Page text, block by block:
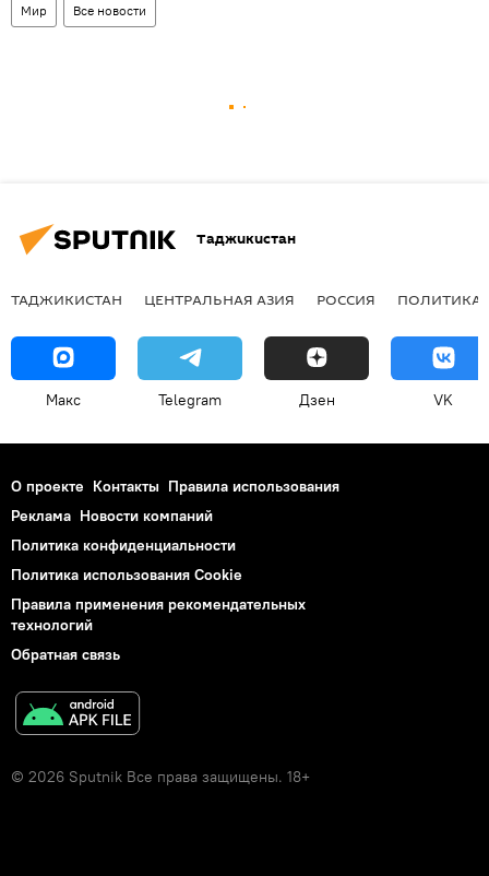
Мир Все новости
Таджикистан
ТАДЖИКИСТАН ЦЕНТРАЛЬНАЯ АЗИЯ РОССИЯ ПОЛИТИКА
Макс Telegram Дзен VK
О проекте Контакты Правила использования
Реклама Новости компаний
Политика конфиденциальности
Политика использования Cookie
Правила применения рекомендательных
технологий
Обратная связь
© 2026 Sputnik Все права защищены. 18+